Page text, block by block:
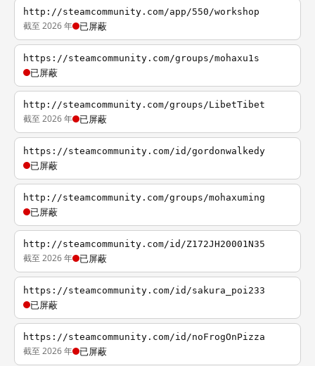
http://steamcommunity.com/app/550/workshop
截至 2026 年 已屏蔽
https://steamcommunity.com/groups/mohaxu1s
已屏蔽
http://steamcommunity.com/groups/LibetTibet
截至 2026 年 已屏蔽
https://steamcommunity.com/id/gordonwalkedy
已屏蔽
http://steamcommunity.com/groups/mohaxuming
已屏蔽
http://steamcommunity.com/id/Z172JH20001N35
截至 2026 年 已屏蔽
https://steamcommunity.com/id/sakura_poi233
已屏蔽
https://steamcommunity.com/id/noFrogOnPizza
截至 2026 年 已屏蔽